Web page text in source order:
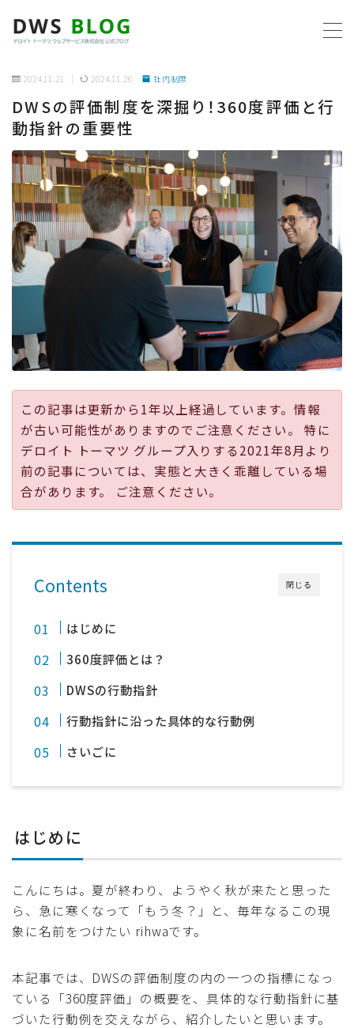
ホーム
AWS
プログラミング
ビジネス
リモートワーク
社内制度
採用
公式ページ
2024.11.21 2024.11.26 社内制度
DWSの評価制度を深掘り！360度評価と行
動指針の重要性
この記事は更新から1年以上経過しています。情報
が古い可能性がありますのでご注意ください。 特に
デロイト トーマツ グループ入りする2021年8月より
前の記事については、実態と大きく乖離している場
合があります。 ご注意ください。
閉じる
Contents
はじめに
360度評価とは？
DWSの行動指針
行動指針に沿った具体的な行動例
さいごに
はじめに
こんにちは。夏が終わり、ようやく秋が来たと思った
ら、急に寒くなって「もう冬？」と、毎年なるこの現
象に名前をつけたい rihwaです。
本記事では、DWSの評価制度の内の一つの指標になっ
ている「360度評価」の概要を、具体的な行動指針に基
づいた行動例を交えながら、紹介したいと思います。